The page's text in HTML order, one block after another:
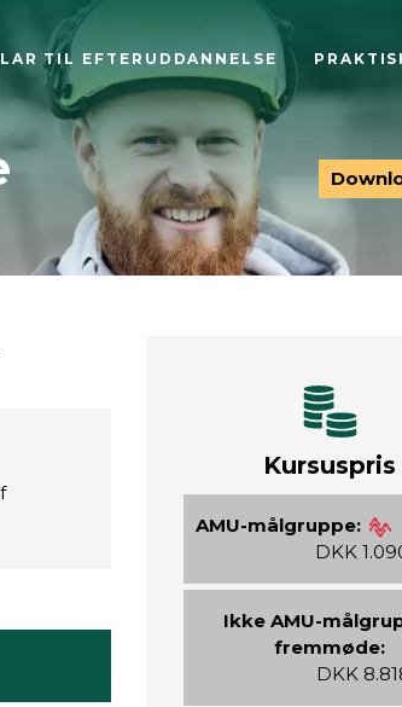
TIL EFTERUDDANNELSE
Kursuspris
AMU-målgruppe:
DKK
Ikke AMU-
fremmøde:
DKK